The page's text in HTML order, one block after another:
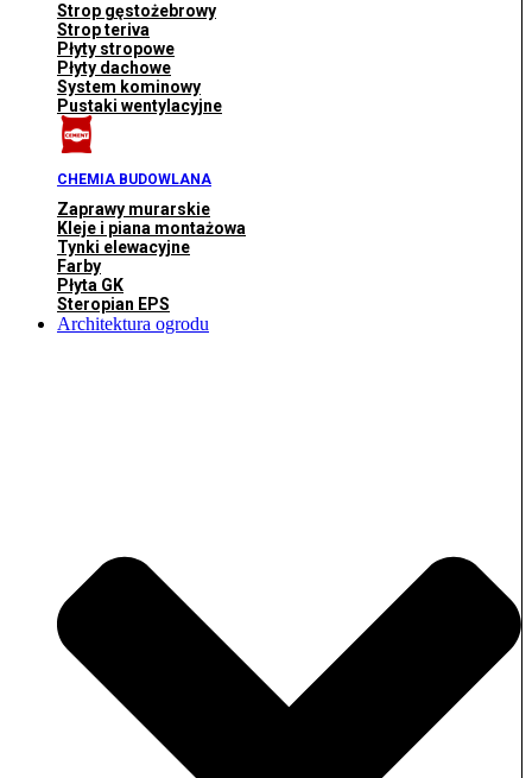
Strop gęstożebrowy
Strop teriva
Płyty stropowe
Płyty dachowe
System kominowy
Pustaki wentylacyjne
CHEMIA BUDOWLANA
Zaprawy murarskie
Kleje i piana montażowa
Tynki elewacyjne
Farby
Płyta GK
Steropian EPS
Architektura ogrodu